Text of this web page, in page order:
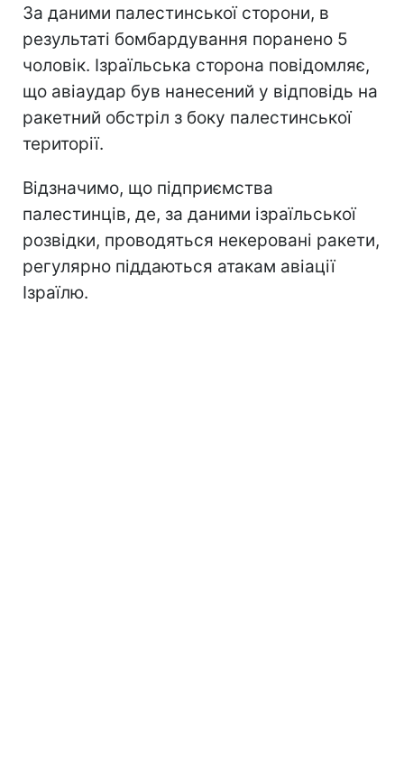
За даними палестинської сторони, в
результаті бомбардування поранено 5
чоловік. Ізраїльська сторона повідомляє,
що авіаудар був нанесений у відповідь на
ракетний обстріл з боку палестинської
території.
Відзначимо, що підприємства
палестинців, де, за даними ізраїльської
розвідки, проводяться некеровані ракети,
регулярно піддаються атакам авіації
Ізраїлю.